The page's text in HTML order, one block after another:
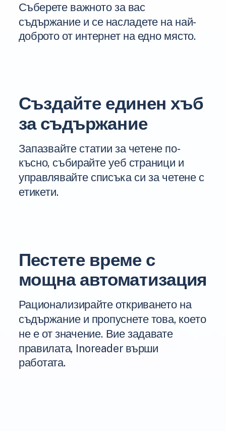
Съберете важното за вас
съдържание и се насладете на най-
доброто от интернет на едно място.
Създайте единен хъб
за съдържание
Запазвайте статии за четене по-
късно, събирайте уеб страници и
управлявайте списъка си за четене с
етикети.
Пестете време с
мощна автоматизация
Рационализирайте откриването на
съдържание и пропуснете това, което
не е от значение. Вие задавате
правилата, Inoreader върши
работата.